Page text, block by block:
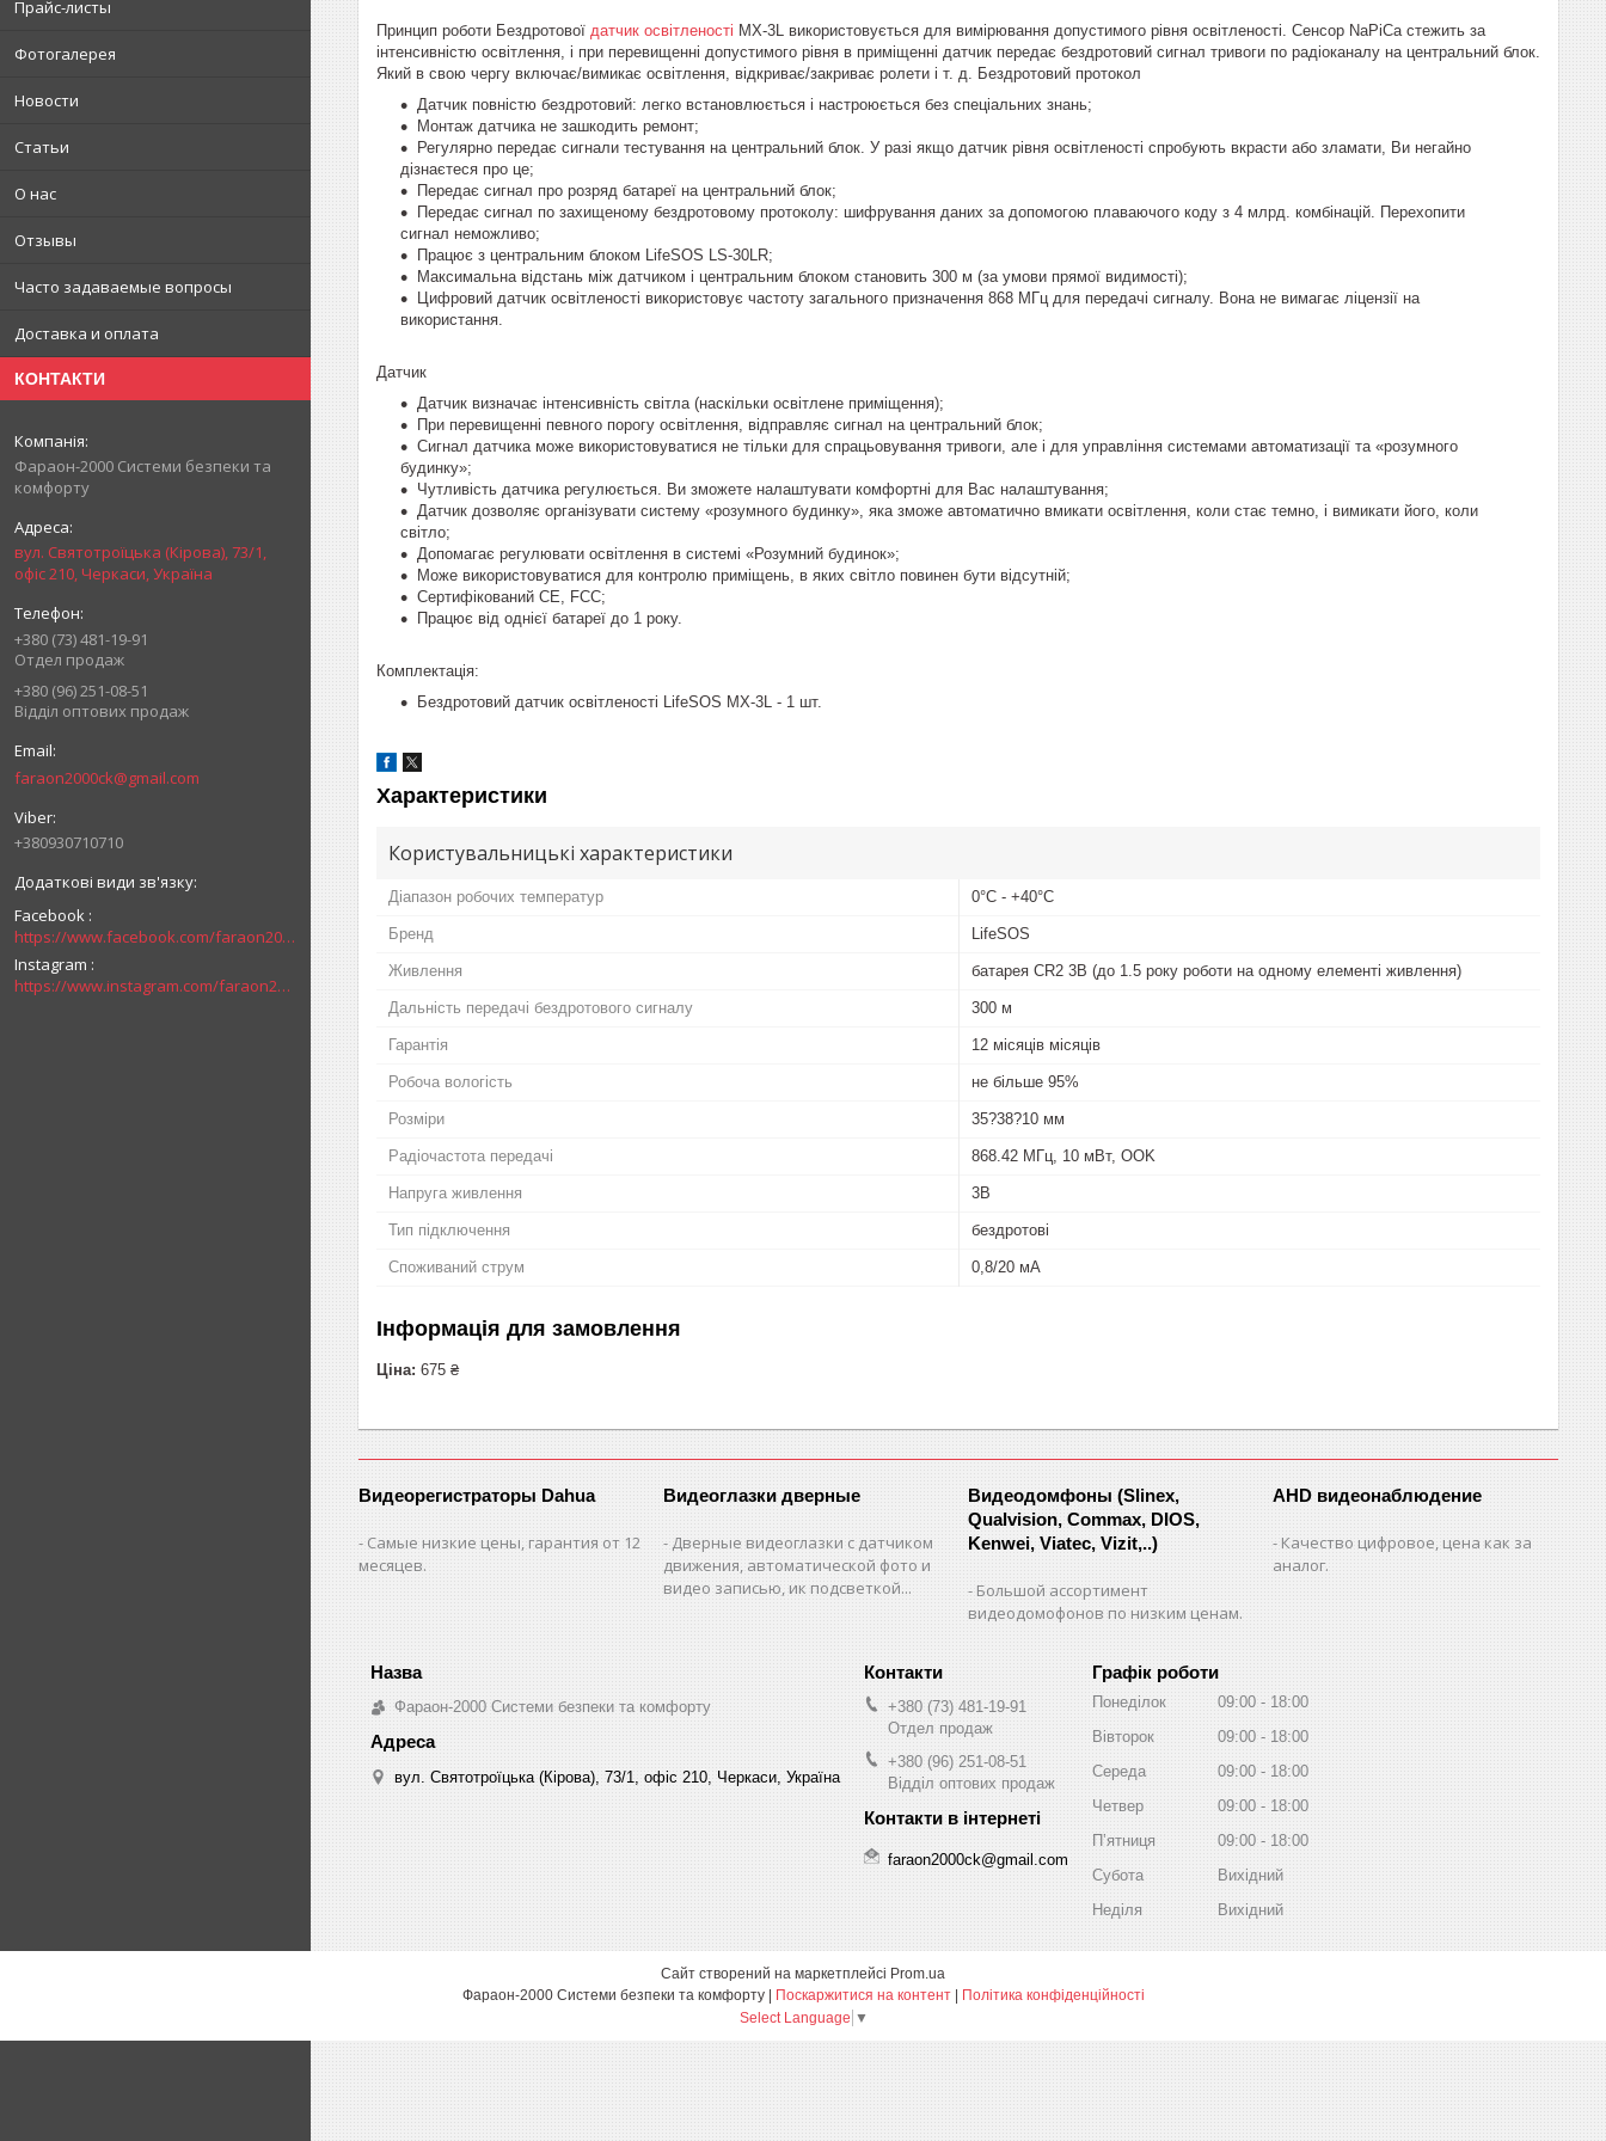
Прайс-листы
Фотогалерея
Новости
Статьи
О нас
Отзывы
Часто задаваемые вопросы
Доставка и оплата
КОНТАКТИ
Фараон-2000 Системи безпеки та
комфорту
вул. Святотроїцька (Кірова), 73/1,
офіс 210, Черкаси, Україна
+380 (73) 481-19-91
Отдел продаж
+380 (96) 251-08-51
Відділ оптових продаж
faraon2000ck@gmail.com
+380930710710
Facebook
https://www.facebook.com/faraon2000ck/
Instagram
https://www.instagram.com/faraon2000com/
Принцип роботи Бездротової датчик освітленості MX-3L використовується для вимірювання допустимого рівня освітленості. Сенсор NaPiCa стежить за
інтенсивністю освітлення, і при перевищенні допустимого рівня в приміщенні датчик передає бездротовий сигнал тривоги по радіоканалу на центральний блок.
Який в свою чергу включає/вимикає освітлення, відкриває/закриває ролети і т. д. Бездротовий протокол
Датчик повністю бездротовий: легко встановлюється і настроюється без спеціальних знань;
Монтаж датчика не зашкодить ремонт;
Регулярно передає сигнали тестування на центральний блок. У разі якщо датчик рівня освітленості спробують вкрасти або зламати, Ви негайно
дізнаєтеся про це;
Передає сигнал про розряд батареї на центральний блок;
Передає сигнал по захищеному бездротовому протоколу: шифрування даних за допомогою плаваючого коду з 4 млрд. комбінацій. Перехопити
сигнал неможливо;
Працює з центральним блоком LifeSOS LS-30LR;
Максимальна відстань між датчиком і центральним блоком становить 300 м (за умови прямої видимості);
Цифровий датчик освітленості використовує частоту загального призначення 868 МГц для передачі сигналу. Вона не вимагає ліцензії на
використання.
Датчик
Датчик визначає інтенсивність світла (наскільки освітлене приміщення);
При перевищенні певного порогу освітлення, відправляє сигнал на центральний блок;
Сигнал датчика може використовуватися не тільки для спрацьовування тривоги, але і для управління системами автоматизації та «розумного
будинку»;
Чутливість датчика регулюється. Ви зможете налаштувати комфортні для Вас налаштування;
Датчик дозволяє організувати систему «розумного будинку», яка зможе автоматично вмикати освітлення, коли стає темно, і вимикати його, коли
світло;
Допомагає регулювати освітлення в системі «Розумний будинок»;
Може використовуватися для контролю приміщень, в яких світло повинен бути відсутній;
Сертифікований CE, FCC;
Працює від однієї батареї до 1 року.
Комплектація:
Бездротовий датчик освітленості LifeSOS MX-3L - 1 шт.
Характеристики
Користувальницькі характеристики
Діапазон робочих температур 0°C - +40°C
Бренд LifeSOS
Живлення батарея CR2 3В (до 1.5 року роботи на одному елементі живлення)
Дальність передачі бездротового сигналу 300 м
Гарантія 12 місяців місяців
Робоча вологість не більше 95%
Розміри 35?38?10 мм
Радіочастота передачі 868.42 МГц, 10 мВт, OOK
Напруга живлення 3В
Тип підключення бездротові
Споживаний струм 0,8/20 мА
Інформація для замовлення
Ціна: 675 ₴
Видеорегистраторы Dahua
Самые низкие цены, гарантия от 12
месяцев.
Видеоглазки дверные
Дверные видеоглазки с датчиком
движения, автоматической фото и
видео записью, ик подсветкой...
Видеодомфоны (Slinex,
Qualvision, Commax, DIOS,
Kenwei, Viatec, Vizit,..)
Большой ассортимент
видеодомофонов по низким ценам.
AHD видеонаблюдение
Качество цифровое, цена как за
аналог.
Фараон-2000 Системи безпеки та комфорту
вул. Святотроїцька (Кірова), 73/1, офіс 210, Черкаси, Україна
+380 (73) 481-19-91
Отдел продаж
+380 (96) 251-08-51
Відділ оптових продаж
faraon2000ck@gmail.com
Графік роботи
Понеділок 09:00
18:00
Вівторок
09:00
18:00
Середа
09:00
18:00
Четвер
09:00
18:00
Пʼятниця
09:00
18:00
Субота
Вихідний
Неділя
Вихідний
Сайт створений на маркетплейсі Prom.ua
Поскаржитися на контент
Політика конфіденційності
Select Language ▼